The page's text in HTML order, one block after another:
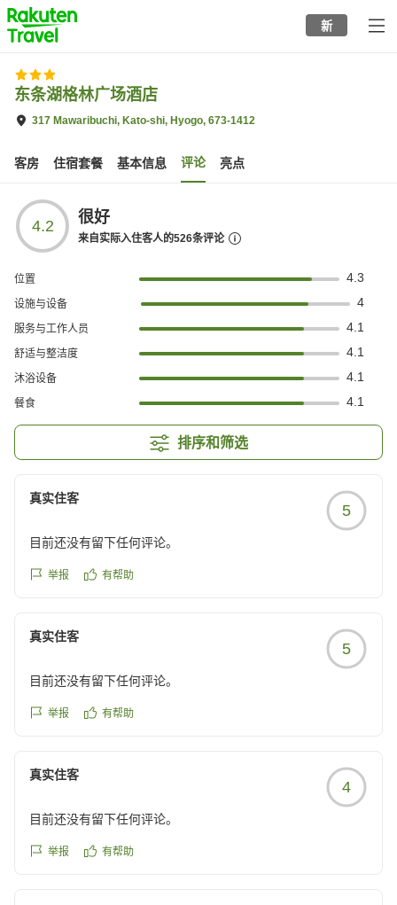
to
top
page
新
东条湖格林广场酒店
317 Mawaribuchi, Kato-shi, Hyogo, 673-1412
客房 住宿套餐 基本信息 评论 亮点
4.2 很好
来自实际入住客人的526条评论
位置 4.3
设施与设备 4
服务与工作人员 4.1
舒适与整洁度 4.1
沐浴设备 4.1
餐食 4.1
排序和筛选
真实住客
5
目前还没有留下任何评论。
举报 有帮助
真实住客
5
目前还没有留下任何评论。
举报 有帮助
真实住客
4
目前还没有留下任何评论。
举报 有帮助